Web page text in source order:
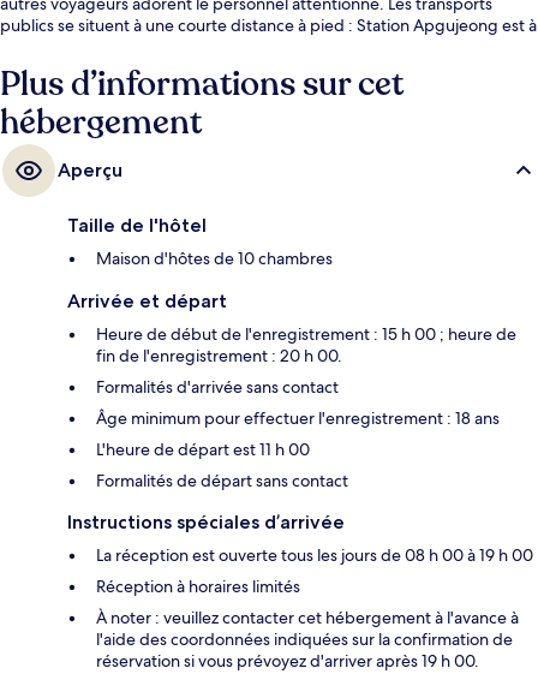
publics se situent à une courte distance à pied : Station Apgujeong est à
Plus d’informations sur cet
hébergement
Aperçu
Taille de l'hôtel
Maison d'hôtes de 10 chambres
Arrivée et départ
Heure de début de l'enregistrement : 15 h 00 ; heure de
fin de l'enregistrement : 20 h 00.
Formalités d'arrivée sans contact
Âge minimum pour effectuer l'enregistrement : 18 ans
L'heure de départ est 11 h 00
Formalités de départ sans contact
Instructions spéciales d’arrivée
La réception est ouverte tous les jours de 08 h 00 à 19 h 00
Réception à horaires limités
À noter : veuillez contacter cet hébergement à l'avance à
l'aide des coordonnées indiquées sur la confirmation de
réservation si vous prévoyez d'arriver après 19 h 00.